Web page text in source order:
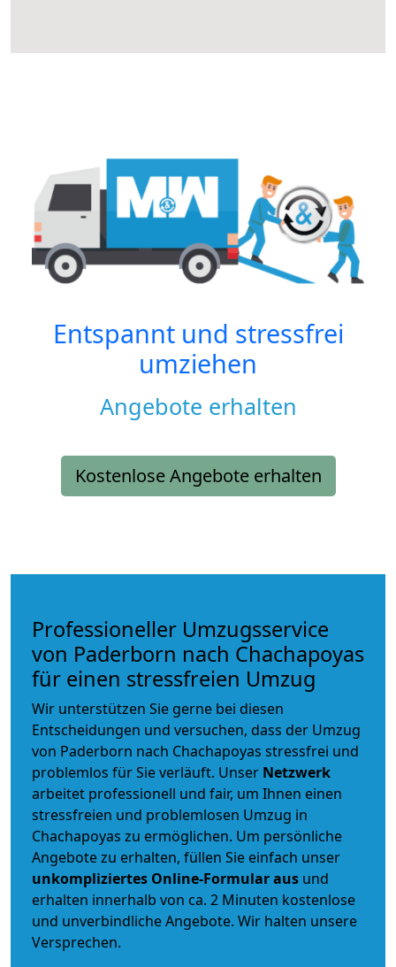
Entspannt und stressfrei
umziehen
Angebote erhalten
Kostenlose Angebote erhalten
Professioneller Umzugsservice
von Paderborn nach Chachapoyas
für einen stressfreien Umzug
Wir unterstützen Sie gerne bei diesen
Entscheidungen und versuchen, dass der Umzug
von Paderborn nach Chachapoyas stressfrei und
problemlos für Sie verläuft. Unser Netzwerk
arbeitet professionell und fair, um Ihnen einen
stressfreien und problemlosen Umzug in
Chachapoyas zu ermöglichen. Um persönliche
Angebote zu erhalten, füllen Sie einfach unser
unkompliziertes Online-Formular aus und
erhalten innerhalb von ca. 2 Minuten kostenlose
und unverbindliche Angebote. Wir halten unsere
Versprechen.